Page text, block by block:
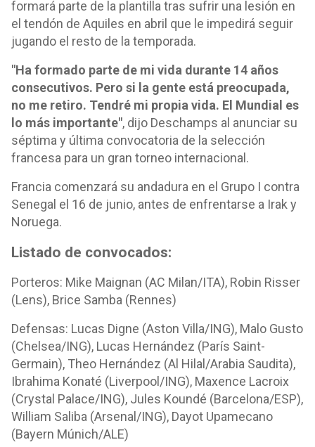
formará parte de la plantilla tras sufrir una lesión en
el tendón de Aquiles en abril que le impedirá seguir
jugando el resto de la temporada.
"Ha formado parte de mi vida durante 14 años
consecutivos. Pero si la gente está preocupada,
no me retiro. Tendré mi propia vida. El Mundial es
lo más importante", dijo Deschamps al anunciar su
séptima y última convocatoria de la selección
francesa para un gran torneo internacional.
Francia comenzará su andadura en el Grupo I contra
Senegal el 16 de junio, antes de enfrentarse a Irak y
Noruega.
Listado de convocados:
Porteros: Mike Maignan (AC Milan/ITA), Robin Risser
(Lens), Brice Samba (Rennes)
Defensas: Lucas Digne (Aston Villa/ING), Malo Gusto
(Chelsea/ING), Lucas Hernández (París Saint-
Germain), Theo Hernández (Al Hilal/Arabia Saudita),
Ibrahima Konaté (Liverpool/ING), Maxence Lacroix
(Crystal Palace/ING), Jules Koundé (Barcelona/ESP),
William Saliba (Arsenal/ING), Dayot Upamecano
(Bayern Múnich/ALE)